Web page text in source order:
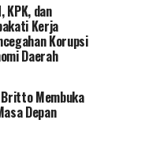
KPK, dan
Kerja
Korupsi
Daerah
Britto Membuka
Depan